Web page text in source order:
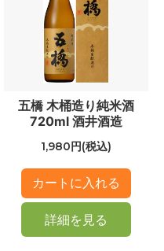
五橋 木桶造り純米酒
720ml 酒井酒造
1,980円(税込)
詳細を見る